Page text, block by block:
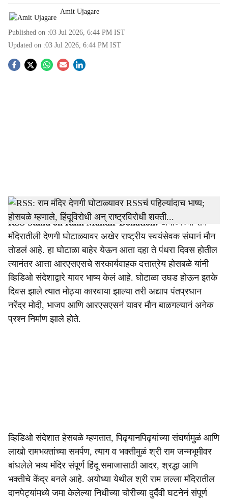
Amit Ujagare
Published on :03 Jul 2026, 6:44 PM IST
Updated on :03 Jul 2026, 6:44 PM IST
S
h
a
r
e
Dattatery Hosbale _ RSS
RSS Stand on Ram Mandir Donation:अयोध्येच्या राम
मंदिरातीली देणगी घोटाळ्यावर अखेर राष्ट्रीय स्वयंसेवक संघानं मौन
तोडलं आहे. हा घोटाळा बाहेर येऊन आता दहा ते पंधरा दिवस होतील
त्यानंतर आत्ता आरएसएसचे सरकार्यवाहक दत्तात्रेय होसबळे यांनी
व्हिडिओ संदेशाद्वारे यावर भाष्य केलं आहे. घोटाळा उघड होऊन इतके
दिवस झाले त्यात मोठ्या कारवाया झाल्या तरी अद्याप पंतप्रधान
नरेंद्र मोदी, भाजप आणि आरएसएसनं यावर मौन बाळगल्यानं अनेक
प्रश्न निर्माण झाले होते.
व्हिडिओ संदेशात हेसबळे म्हणतात, पिढ्यानपिढ्यांच्या संघर्षामुळं आणि
लाखो रामभक्तांच्या समर्पण, त्याग व भक्तीमुळं श्री राम जन्मभूमीवर
बांधलेले भव्य मंदिर संपूर्ण हिंदू समाजासाठी आदर, श्रद्धा आणि
भक्तीचे केंद्र बनले आहे. अयोध्या येथील श्री राम लल्ला मंदिरातील
दानपेट्यांमध्ये जमा केलेल्या निधीच्या चोरीच्या दुर्दैवी घटनेनं संपूर्ण